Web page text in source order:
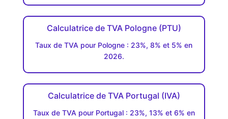
Calculatrice de TVA Pologne (PTU)
Taux de TVA pour Pologne : 23%, 8% et 5% en
2026.
Calculatrice de TVA Portugal (IVA)
Taux de TVA pour Portugal : 23%, 13% et 6% en